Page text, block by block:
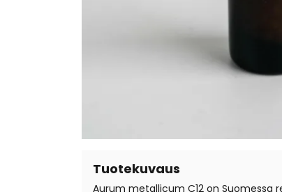
Tuotekuvaus
Aurum metallicum C12 on Suomessa